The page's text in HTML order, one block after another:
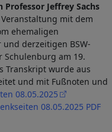
Jeffrey Sachs
mit dem
ehemaligen
derzeitigen BSW-
Schulenburg am 19.
Transkript wurde aus
und mit Fußnoten und
08.05.2025
08.05.2025 PDF